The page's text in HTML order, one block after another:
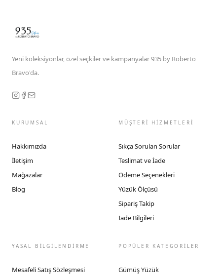
Yeni koleksiyonlar, özel seçkiler ve kampanyalar 935 by Roberto
Bravo'da.
KURUMSAL
Hakkımızda
İletişim
Mağazalar
Blog
MÜŞTERİ HİZMETLERİ
Sıkça Sorulan Sorular
Teslimat ve İade
Ödeme Seçenekleri
Yüzük Ölçüsü
Sipariş Takip
İade Bilgileri
YASAL BİLGİLENDİRME
Mesafeli Satış Sözleşmesi
POPÜLER KATEGORİLER
Gümüş Yüzük